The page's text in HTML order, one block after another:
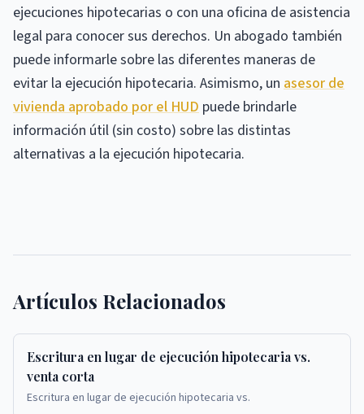
ejecuciones hipotecarias o con una oficina de asistencia
legal para conocer sus derechos. Un abogado también
puede informarle sobre las diferentes maneras de
evitar la ejecución hipotecaria. Asimismo, un asesor de
vivienda aprobado por el HUD puede brindarle
información útil (sin costo) sobre las distintas
alternativas a la ejecución hipotecaria.
Artículos Relacionados
Escritura en lugar de ejecución hipotecaria vs.
venta corta
Escritura en lugar de ejecución hipotecaria vs.